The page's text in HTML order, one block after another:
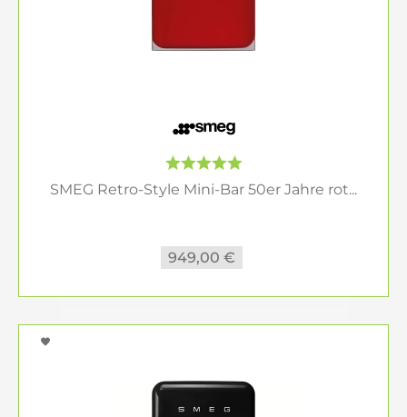
SMEG Retro-Style Mini-Bar 50er Jahre rot...
949,00 €